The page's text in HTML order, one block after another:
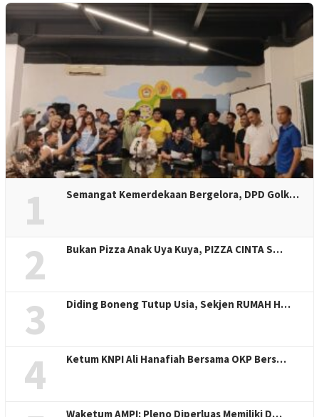
1 Semangat Kemerdekaan Bergelora, DPD Golk…
2 Bukan Pizza Anak Uya Kuya, PIZZA CINTA S…
3 Diding Boneng Tutup Usia, Sekjen RUMAH H…
4 Ketum KNPI Ali Hanafiah Bersama OKP Bers…
Waketum AMPI: Pleno Diperluas Memiliki D…